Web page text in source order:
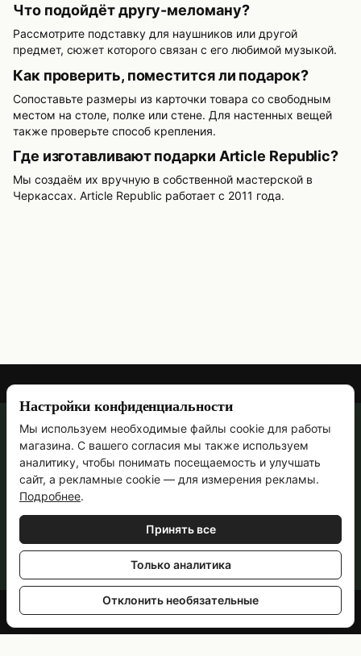
Что подойдёт другу-меломану?
Рассмотрите подставку для наушников или другой
предмет, сюжет которого связан с его любимой музыкой.
Как проверить, поместится ли подарок?
Сопоставьте размеры из карточки товара со свободным
местом на столе, полке или стене. Для настенных вещей
также проверьте способ крепления.
Где изготавливают подарки Article Republic?
Мы создаём их вручную в собственной мастерской в
Черкассах. Article Republic работает с 2011 года.
067 473-69-90
Контактная информация
Полная версия сайта
Ручная работа с 2011 года · Пн–Пт, 09:00–18:00
© 2011—2026
Online store built with Horoshop
Настройки конфиденциальности
Мы используем необходимые файлы cookie для работы
магазина. С вашего согласия мы также используем
аналитику, чтобы понимать посещаемость и улучшать
сайт, а рекламные cookie — для измерения рекламы.
Подробнее.
Принять все
Только аналитика
Отклонить необязательные